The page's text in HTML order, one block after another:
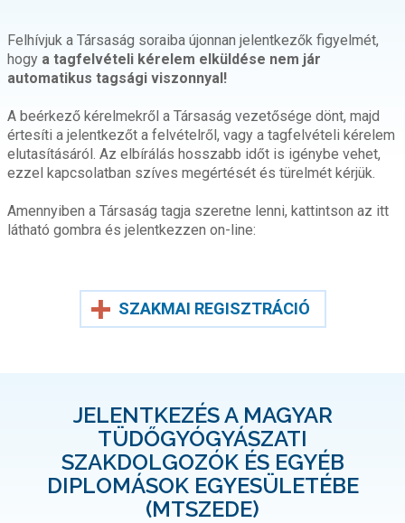
Felhívjuk a Társaság soraiba újonnan jelentkezők figyelmét,
hogy a tagfelvételi kérelem elküldése nem jár
automatikus tagsági viszonnyal!
A beérkező kérelmekről a Társaság vezetősége dönt, majd
értesíti a jelentkezőt a felvételről, vagy a tagfelvételi kérelem
elutasításáról. Az elbírálás hosszabb időt is igénybe vehet,
ezzel kapcsolatban szíves megértését és türelmét kérjük.
Amennyiben a Társaság tagja szeretne lenni, kattintson az itt
látható gombra és jelentkezzen on-line:
SZAKMAI REGISZTRÁCIÓ
JELENTKEZÉS A MAGYAR
TÜDŐGYÓGYÁSZATI
SZAKDOLGOZÓK ÉS EGYÉB
DIPLOMÁSOK EGYESÜLETÉBE
(MTSZEDE)